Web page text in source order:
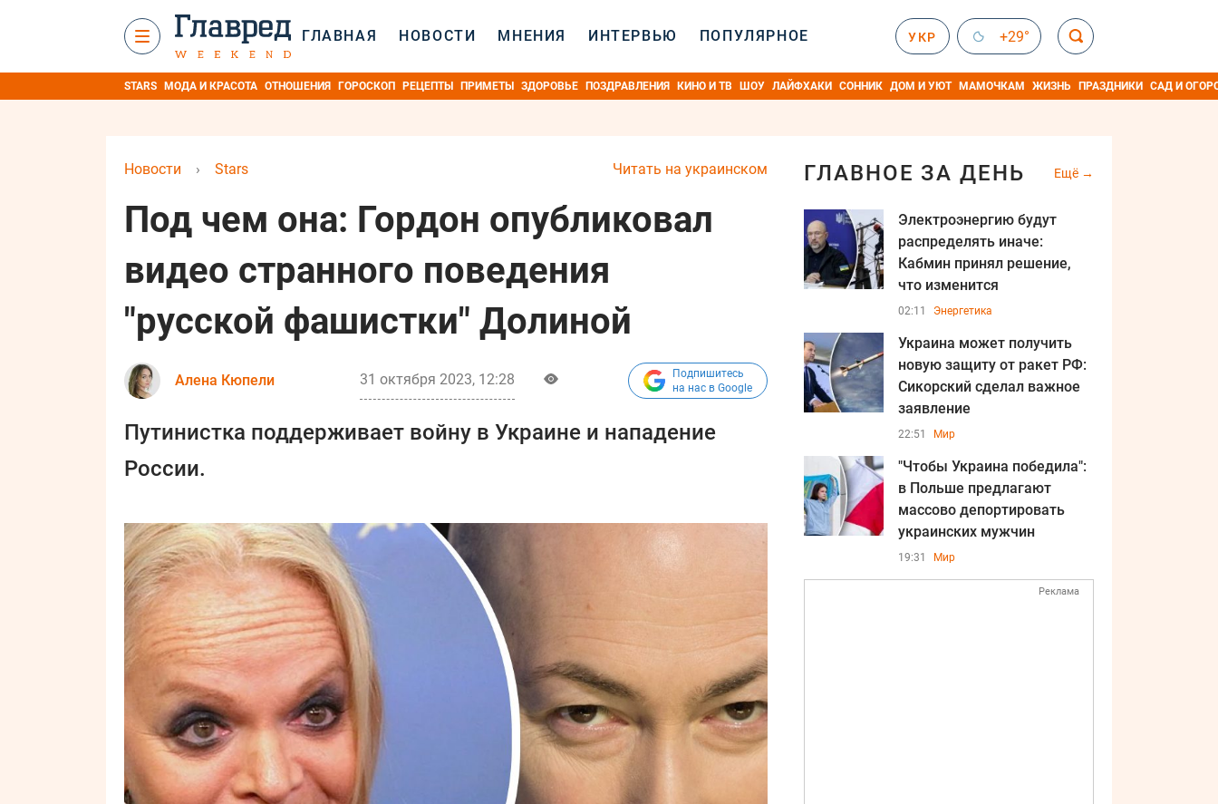
ГЛАВНАЯ НОВОСТИ МНЕНИЯ ИНТЕРВЬЮ ПОПУЛЯРНОЕ УКР +29°
STARS МОДА И КРАСОТА ОТНОШЕНИЯ ГОРОСКОП РЕЦЕПТЫ ПРИМЕТЫ ЗДОРОВЬЕ ПОЗДРАВЛЕНИЯ КИНО И ТВ ШОУ ЛАЙФХАКИ СОННИК ДОМ И УЮТ МАМОЧКАМ ЖИЗНЬ ПРАЗДНИКИ САД И
Читать на украинском
Новости › Stars
Под чем она: Гордон опубликовал
видео странного поведения
"русской фашистки" Долиной
Алена Кюпели 31 октября 2023, 12:28
Подпишитесь
на нас в Google
Путинистка поддерживает войну в Украине и нападение
России.
ГЛАВНОЕ ЗА ДЕНЬ Ещё
Электроэнергию будут
распределять иначе:
Кабмин принял решение,
что изменится
02:11 Энергетика
Украина может получить
новую защиту от ракет РФ:
Сикорский сделал важное
заявление
22:51 Мир
"Чтобы Украина победила":
в Польше предлагают
массово депортировать
украинских мужчин
19:31 Мир
Реклама